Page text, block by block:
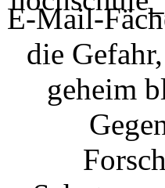
E-Mail-
die
geheim